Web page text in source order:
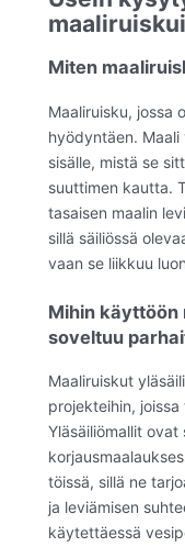
Miten
Maaliruisku, jossa
hyödyntäen. Maali
sisälle, mistä se
suuttimen kautta.
tasaisen maalin
sillä säiliössä
vaan se liikkuu
Mihin käyttöön
soveltuu
Maaliruiskut
projekteihin,
Yläsäiliömallit ovat
töissä, sillä ne
ja leviämisen
käytettäessä